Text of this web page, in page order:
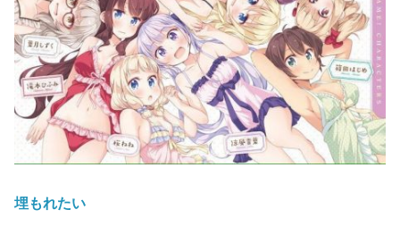
埋もれたい